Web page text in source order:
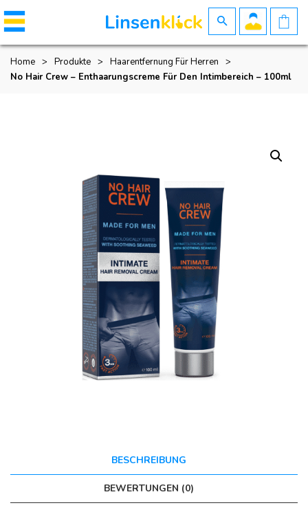
Home > Produkte > Haarentfernung Für Herren
>
No Hair Crew – Enthaarungscreme Für Den Intimbereich – 100ml
BESCHREIBUNG
BEWERTUNGEN (0)